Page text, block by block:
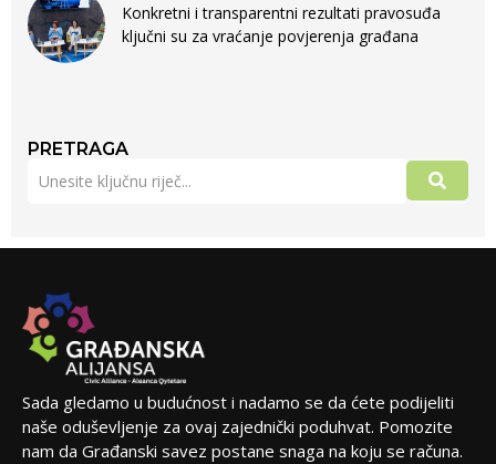
Konkretni i transparentni rezultati pravosuđa
ključni su za vraćanje povjerenja građana
PRETRAGA
Sada gledamo u budućnost i nadamo se da ćete podijeliti
naše oduševljenje za ovaj zajednički poduhvat. Pomozite
nam da Građanski savez postane snaga na koju se računa.